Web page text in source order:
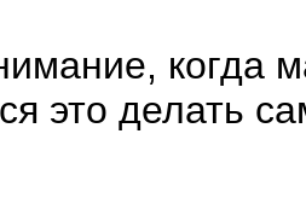
когда
это делать